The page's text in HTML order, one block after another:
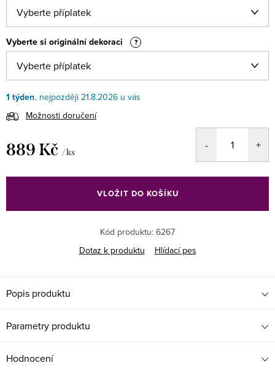
Vyberte si originální dekoraci ?
1 týden
21.8.2026
Možnosti doručení
889 Kč / ks
cena:
VLOŽIT DO KOŠÍKU
Kód produktu: 6267
Dotaz k produktu
Hlídací pes
Popis produktu
Parametry produktu
Hodnocení